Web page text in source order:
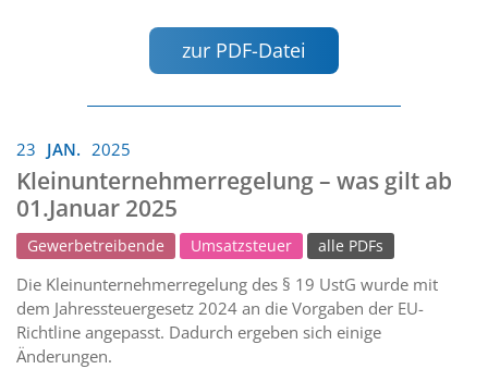
zur PDF-Datei
23 JAN. 2025
Kleinunternehmerregelung – was gilt ab
01.Januar 2025
Gewerbetreibende Umsatzsteuer alle PDFs
Die Kleinunternehmerregelung des § 19 UstG wurde mit
dem Jahressteuergesetz 2024 an die Vorgaben der EU-
Richtline angepasst. Dadurch ergeben sich einige
Änderungen.